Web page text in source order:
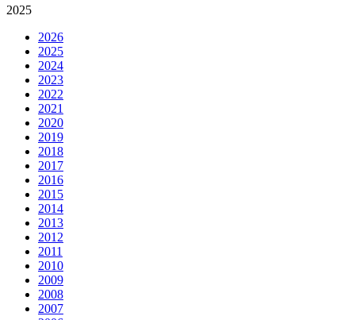
2025
2026
2025
2024
2023
2022
2021
2020
2019
2018
2017
2016
2015
2014
2013
2012
2011
2010
2009
2008
2007